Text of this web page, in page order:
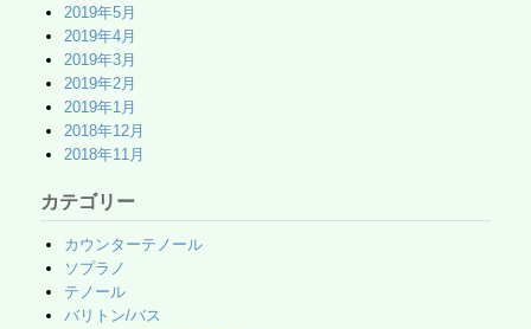
2019年5月
2019年4月
2019年3月
2019年2月
2019年1月
2018年12月
2018年11月
カテゴリー
カウンターテノール
ソプラノ
テノール
バリトン/バス